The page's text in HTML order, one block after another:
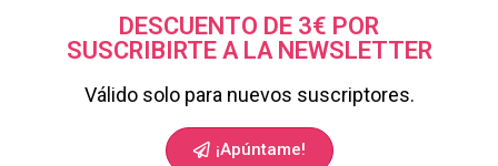
DESCUENTO DE 3€ POR
SUSCRIBIRTE A LA NEWSLETTER
Válido solo para nuevos suscriptores.
¡Apúntame!